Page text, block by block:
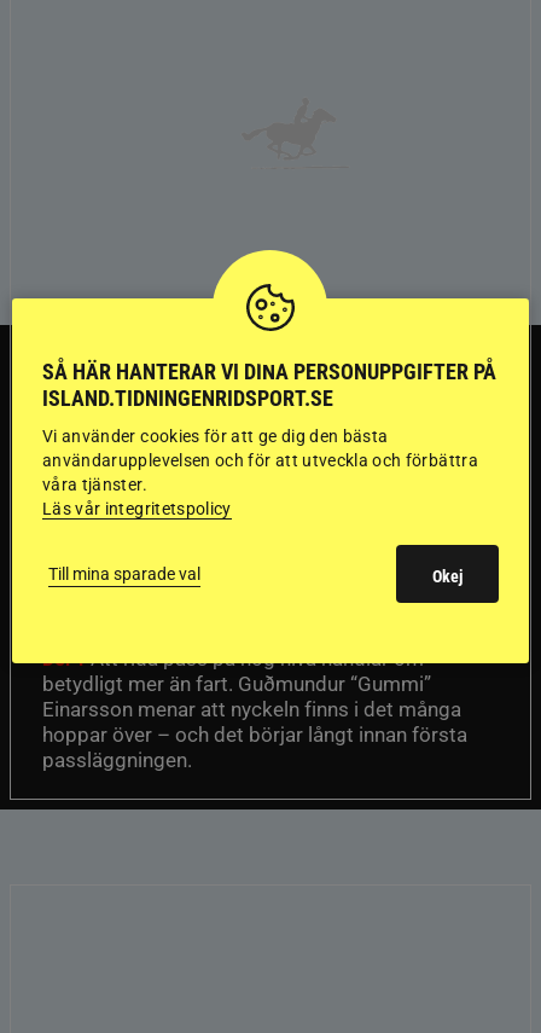
TRÄNINGSTIPS
”Gummi” berättar:
Första stegen mot
en internationell
passhäst
Del 1Att rida pass på hög nivå handlar om
betydligt mer än fart. Guðmundur “Gummi”
Einarsson menar att nyckeln finns i det många
hoppar över – och det börjar långt innan första
passläggningen.
SÅ HÄR HANTERAR VI DINA PERSONUPPGIFTER PÅ
ISLAND.TIDNINGENRIDSPORT.SE
Vi använder cookies för att ge dig den bästa
användarupplevelsen och för att utveckla och förbättra
våra tjänster.
Läs vår integritetspolicy
Till mina sparade val Okej